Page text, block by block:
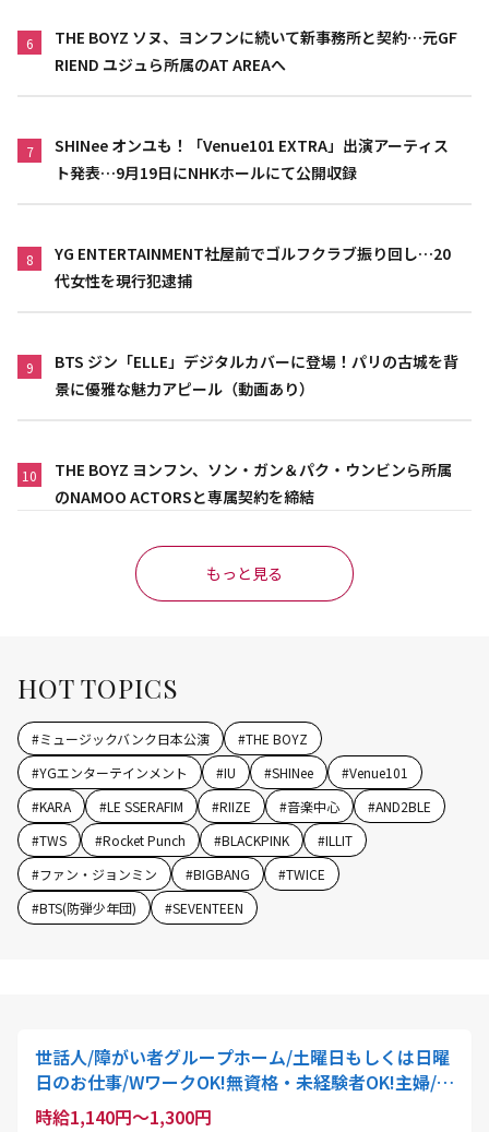
6
THE BOYZ ソヌ、ヨンフンに続いて新事務所と契約…元GF
RIEND ユジュら所属のAT AREAへ
7
SHINee オンユも！「Venue101 EXTRA」出演アーティス
ト発表…9月19日にNHKホールにて公開収録
8
YG ENTERTAINMENT社屋前でゴルフクラブ振り回し…20
代女性を現行犯逮捕
9
BTS ジン「ELLE」デジタルカバーに登場！パリの古城を背
景に優雅な魅力アピール（動画あり）
10
THE BOYZ ヨンフン、ソン・ガン＆パク・ウンビンら所属
のNAMOO ACTORSと専属契約を締結
もっと見る
HOT TOPICS
#ミュージックバンク日本公演 #THE BOYZ
#YGエンターテインメント #IU #SHINee #Venue101
#KARA #LE SSERAFIM #RIIZE #音楽中心 #AND2BLE
#TWS #Rocket Punch #BLACKPINK #ILLIT
#ファン・ジョンミン #BIGBANG #TWICE
#BTS(防弾少年団) #SEVENTEEN
世話人/障がい者グループホーム/土曜日もしくは日曜
日のお仕事/WワークOK!無資格・未経験者OK!主婦/主
夫/学生・シニアの方にもオススメ
時給1,140円～1,300円